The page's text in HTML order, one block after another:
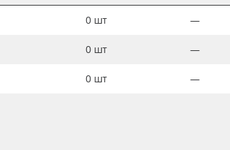
0 шт —
0 шт —
0 шт —